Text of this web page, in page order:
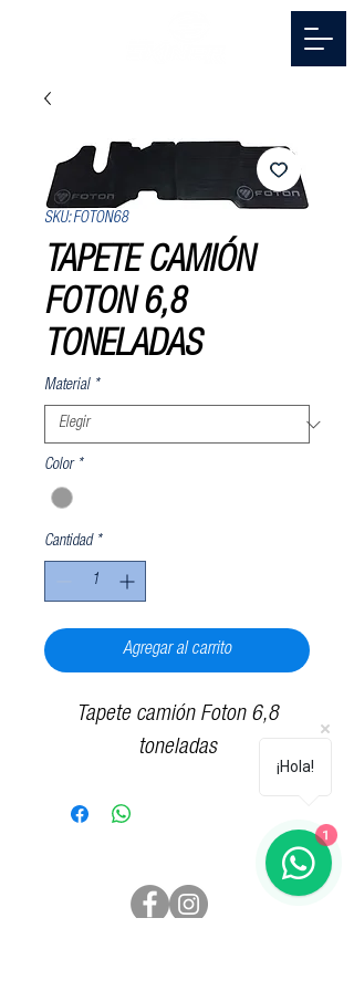
SKU: FOTON68
TAPETE CAMIÓN
FOTON 6,8
TONELADAS
Material *
Color *
Cantidad *
Agregar al carrito
Tapete camión Foton 6,8
toneladas
¡Hola!
1